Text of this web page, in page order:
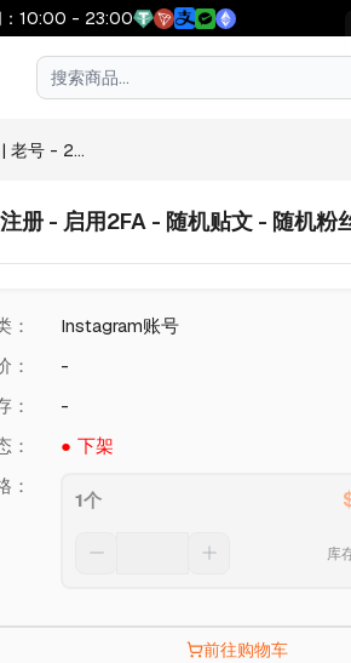
：10:00 - 23:00
老号 - 2...
册 - 启用2FA - 随机贴文 - 随机粉
：
Instagram账号
：
-
：
-
：
下架
：
1个
库
前往购物车